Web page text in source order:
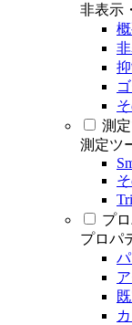
非表示
測
測定ツ
プ
プロパ